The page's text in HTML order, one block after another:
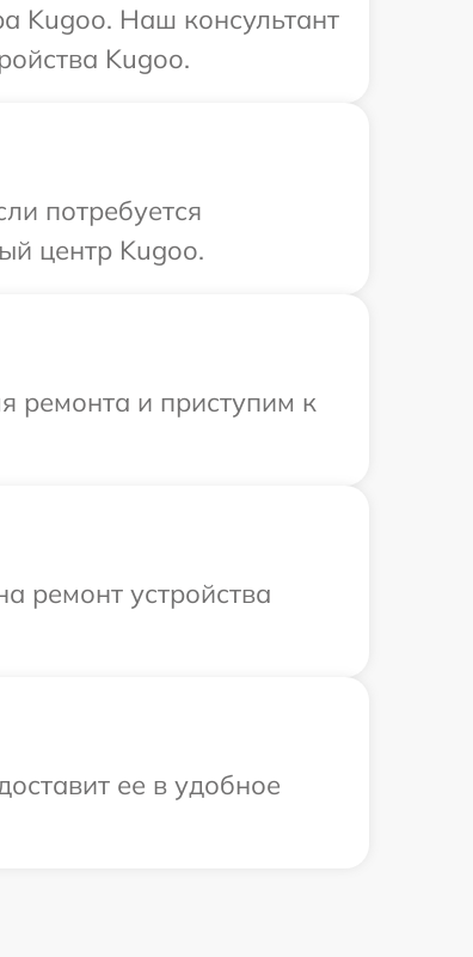
Kugoo. Наш консультант
Kugoo.
потребуется
центр Kugoo.
ремонта и приступим к
ремонт устройства
ее в удобное